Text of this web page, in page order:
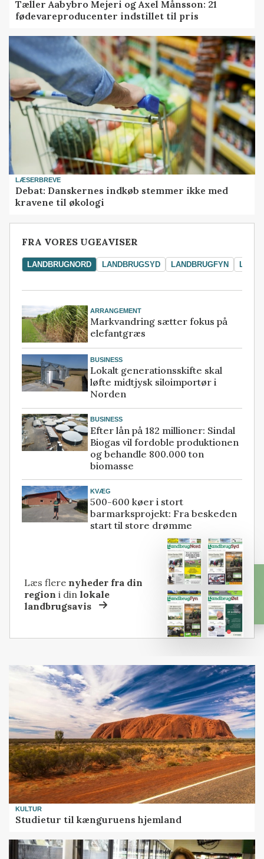
Tæller Aabybro Mejeri og Axel Månsson: 21
fødevareproducenter indstillet til pris
LÆSERBREVE
Debat: Danskernes indkøb stemmer ikke med
kravene til økologi
FRA VORES UGEAVISER
LANDBRUGNORD LANDBRUGSYD LANDBRUGFYN
ARRANGEMENT
Markvandring sætter fokus på
elefantgræs
BUSINESS
Lokalt generationsskifte skal
løfte midtjysk siloimportør i
Norden
BUSINESS
Efter lån på 182 millioner: Sindal
Biogas vil fordoble produktionen
og behandle 800.000 ton
biomasse
KVÆG
500-600 køer i stort
barmarksprojekt: Fra beskeden
start til store drømme
Læs flere nyheder fra din
region i dinlokale
landbrugsavis
KULTUR
Studietur til kænguruens hjemland